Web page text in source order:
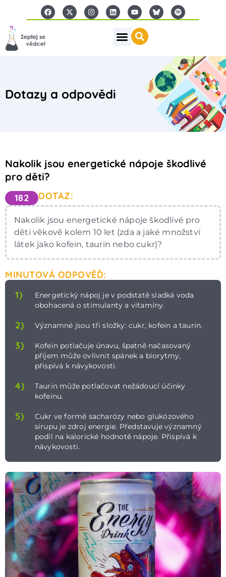
Dotazy a odpovědi
Nakolik jsou energetické nápoje škodlivé
pro děti?
182 DOTAZ:
Nakolik jsou energetické nápoje škodlivé pro
děti věkově kolem 10 let (zda a jaké množství
látek jako kofein, taurin nebo cukr)?
MINUTOVÁ ODPOVĚĎ:
1)
Energetický nápoj je v podstatě sladká voda
obohacená o stimulanty a vitamíny.
2) Významné jsou tři složky: cukr, kofein a taurin.
3)
Kofein potlačuje únavu, špatně načasovaný
příjem může ovlivnit spánek a biorytmy,
přispívá k návykovosti.
4)
Taurin může potlačovat nežádoucí účinky
kofeinu.
5)
Cukr ve formě sacharózy nebo glukózového
sirupu je zdroj energie. Představuje významný
podíl na kalorické hodnotě nápoje. Přispívá k
návykovosti.